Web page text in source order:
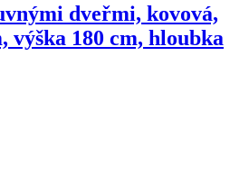
dveřmi, kovová,
výška 180 cm, hloubka